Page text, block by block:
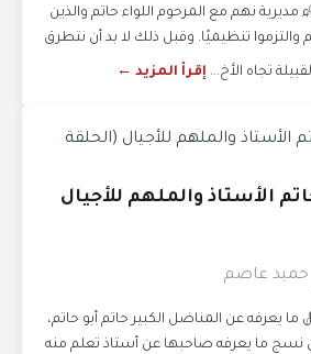
نهم مع المرحوم اللواء حاتم والذين
تنظيميًا. وقبل ذلك لا بد أن نتطرق
تجاه الأخ... إقرأ المزيد ←
الأستاذ والملهم للأجيال
حميد عاصم
يعرفه عن المناضل الكبير حاتم أبو حاتم،
نسج ما يعرفه صاحبها عن أستاذ تعلم منه